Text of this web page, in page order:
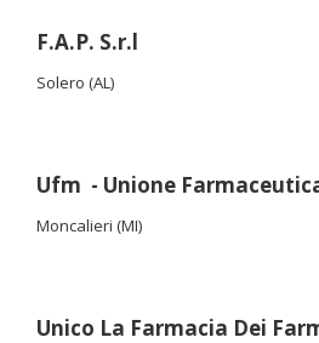
F.A.P. S.r.l
Solero (AL)
Ufm - Unione
Moncalieri (MI)
Unico La Farmacia Dei